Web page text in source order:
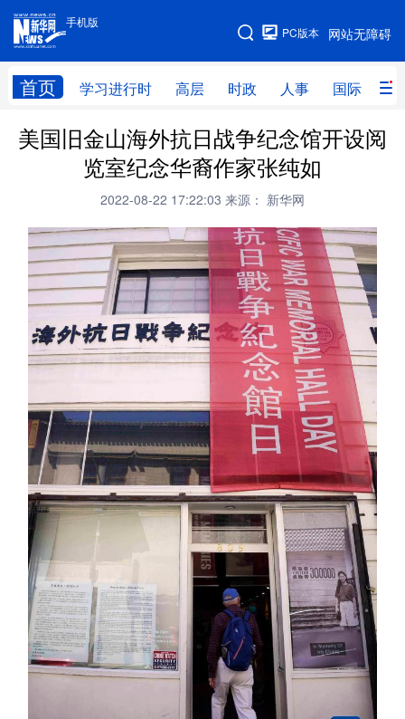
手机版
网站无障碍
PC版本
首页 学习进行时 高层 时政 人事 国际 财
手机版
网站地图
学习进行时 高层 时政 人事
财经 网评
全球连线
科技 科创 量子 体育
文化 书画 健康 军事
访谈 视频 图片 政务
法律 中央文件 金融 汽车
食品 人居 信息化 数字经济
学术中国 乡村振兴 银龄 溯源中国
城市 旅游 能源 会展
彩票 娱乐 时尚 悦读
公益 一带一路 亚太网 上市公司
文化产业
地方频道
河北
美国旧金山海外抗日战争纪念馆开设阅
览室纪念华裔作家张纯如
2022-08-22 17:22:03 来源： 新华网